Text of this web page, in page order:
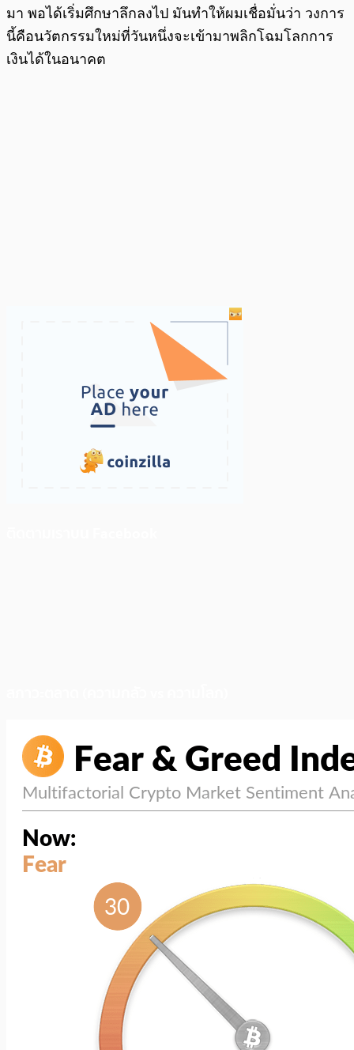
มา พอได้เริ่มศึกษาลึกลงไป มันทำให้ผมเชื่อมั่นว่า วงการ
นี้คือนวัตกรรมใหม่ที่วันหนึ่งจะเข้ามาพลิกโฉมโลกการ
เงินได้ในอนาคต